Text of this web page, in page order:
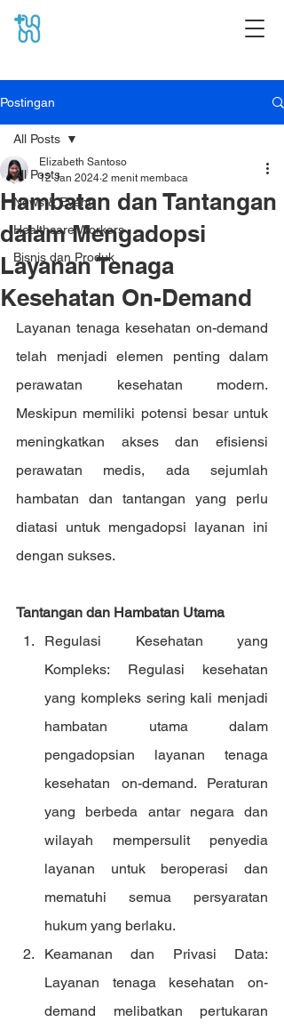
Postingan
All Posts
News & Event
Healthcare Workers
Bisnis dan Produk
All Posts
Hambatan dan Tantangan
dalam Mengadopsi
Layanan Tenaga
Kesehatan On-Demand
Elizabeth Santoso
12 Jan 2024 2 menit membaca
Layanan tenaga kesehatan on-demand
telah menjadi elemen penting dalam
perawatan kesehatan modern.
Meskipun memiliki potensi besar untuk
meningkatkan akses dan efisiensi
perawatan medis, ada sejumlah
hambatan dan tantangan yang perlu
diatasi untuk mengadopsi layanan ini
dengan sukses.
Tantangan dan Hambatan Utama
Regulasi Kesehatan yang
Kompleks: Regulasi kesehatan
yang kompleks sering kali menjadi
hambatan utama dalam
pengadopsian layanan tenaga
kesehatan on-demand. Peraturan
yang berbeda antar negara dan
wilayah mempersulit penyedia
layanan untuk beroperasi dan
mematuhi semua persyaratan
hukum yang berlaku.
Keamanan dan Privasi Data:
Layanan tenaga kesehatan on-
demand melibatkan pertukaran